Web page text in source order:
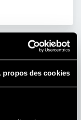
propos des cookies